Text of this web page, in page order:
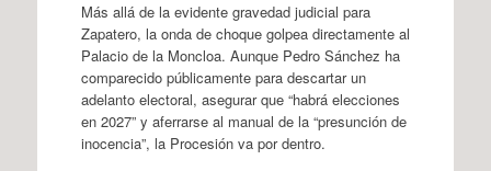
Más allá de la evidente gravedad judicial para
Zapatero, la onda de choque golpea directamente al
Palacio de la Moncloa. Aunque Pedro Sánchez ha
comparecido públicamente para descartar un
adelanto electoral, asegurar que “habrá elecciones
en 2027” y aferrarse al manual de la “presunción de
inocencia”, la Procesión va por dentro.